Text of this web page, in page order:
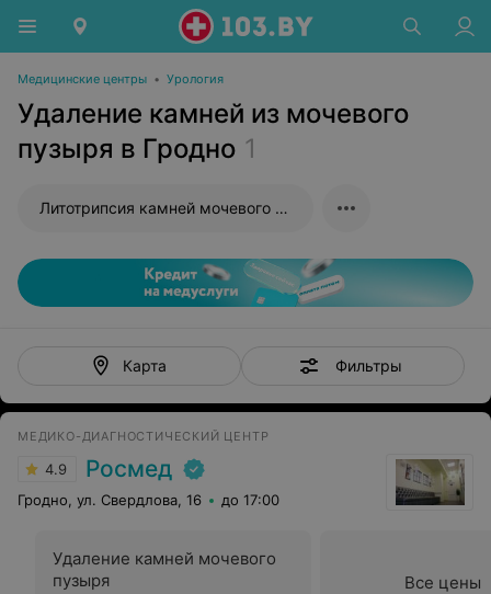
Медицинские центры • Урология
Удаление камней из мочевого
пузыря в Гродно 1
Литотрипсия камней мочевого пузыря дистанционная
Карта Фильтры
МЕДИКО-ДИАГНОСТИЧЕСКИЙ ЦЕНТР
4.9 Росмед
Гродно, ул. Свердлова, 16 до 17:00
Удаление камней мочевого
пузыря
Все цены